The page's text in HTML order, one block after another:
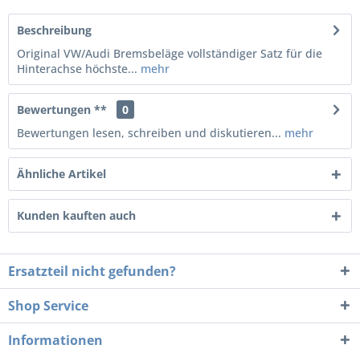
Beschreibung
Original VW/Audi Bremsbeläge vollständiger Satz für die
Hinterachse höchste... mehr
Bewertungen **
0
Bewertungen lesen, schreiben und diskutieren... mehr
Ähnliche Artikel
Kunden kauften auch
Ersatzteil nicht gefunden?
Shop Service
Informationen